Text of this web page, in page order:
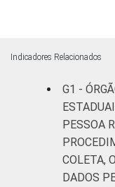
Fonte:
Estudos
Pesquisa
brasileiro
Indicadores Relacionados
G1 -
PESSOA
COLETA,
DADOS